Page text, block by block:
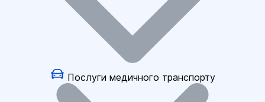
Послуги медичного транспорту